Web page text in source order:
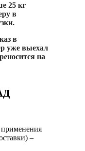
25 кг
в
в
уже выехал
на
применения
–